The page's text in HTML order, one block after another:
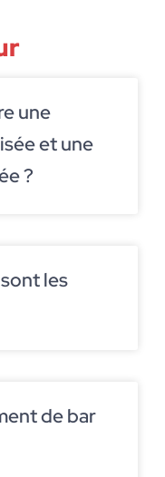
une
et une
?
les
de bar